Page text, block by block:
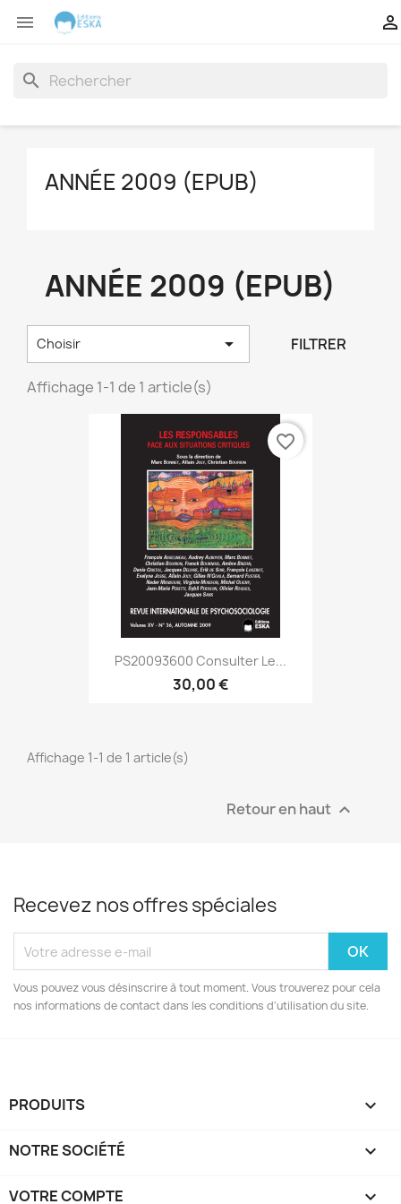
 
search
ANNÉE 2009 (EPUB)
ANNÉE 2009 (EPUB)
Choisir  FILTRER
Affichage 1-1 de 1 article(s)
PS20093600 Consulter Le...
30,00 €
favorite_border
Affichage 1-1 de 1 article(s)
Retour en haut 
Recevez nos offres spéciales
Vous pouvez vous désinscrire à tout moment. Vous trouverez pour cela
nos informations de contact dans les conditions d'utilisation du site.
PRODUITS 
NOTRE SOCIÉTÉ 
VOTRE COMPTE 